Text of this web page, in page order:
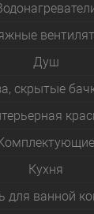
Душ
скрытые
Кухня
для ванной